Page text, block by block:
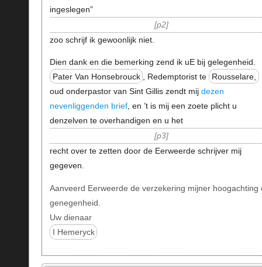
ingeslegen”
p2
zoo schrijf ik gewoonlijk niet.
Dien dank en die bemerking zend ik uE bij gelegenheid.
Pater Van Honsebrouck
, Redemptorist te Rousselare,
oud onderpastor van Sint Gillis zendt mij dezen
nevenliggenden brief, en ’t is mij een zoete plicht u
denzelven te overhandigen en u het
p3
recht over te zetten door de Eerweerde schrijver mij
gegeven.
Aanveerd Eerweerde de verzekering mijner hoogachting
genegenheid.
Uw dienaar
I Hemeryck